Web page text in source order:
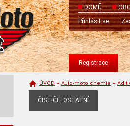
DOMŮ
Přihlásit se
Registrace
ÚVOD + Auto-moto chemie +
ČISTIČE, OSTATNÍ